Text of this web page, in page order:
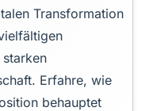
Transformation
Erfahre, wie
behauptet